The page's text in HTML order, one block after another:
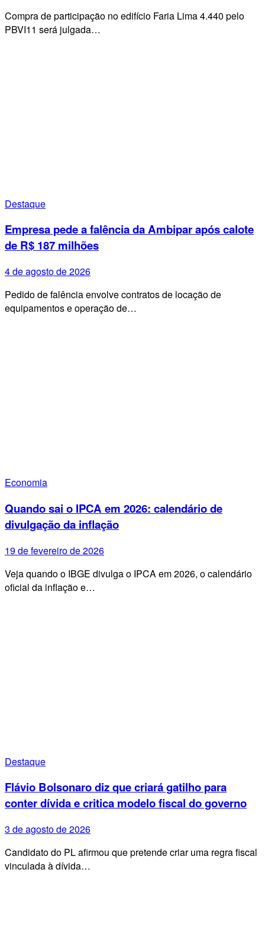
Compra de participação no edifício Faria Lima 4.440 pelo
PBVI11 será julgada…
Destaque
Empresa pede a falência da Ambipar após calote
de R$ 187 milhões
4 de agosto de 2026
Pedido de falência envolve contratos de locação de
equipamentos e operação de…
Economia
Quando sai o IPCA em 2026: calendário de
divulgação da inflação
19 de fevereiro de 2026
Veja quando o IBGE divulga o IPCA em 2026, o calendário
oficial da inflação e…
Destaque
Flávio Bolsonaro diz que criará gatilho para
conter dívida e critica modelo fiscal do governo
3 de agosto de 2026
Candidato do PL afirmou que pretende criar uma regra fiscal
vinculada à dívida…